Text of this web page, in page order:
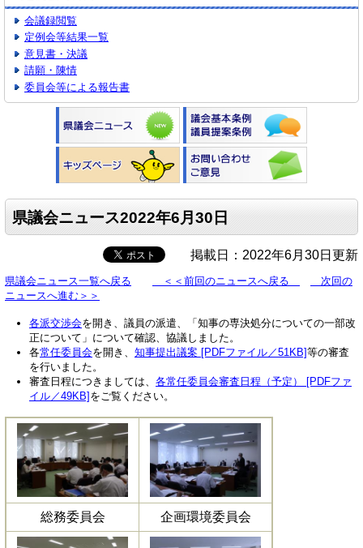
会議録閲覧
定例会等結果一覧
意見書・決議
請願・陳情
委員会等による報告書
県議会ニュース2022年6月30日
掲載日：2022年6月30日更新
県議会ニュース一覧へ戻る ＜＜前回のニュースへ戻る
次回の
ニュースへ進む＞＞
各派交渉会を開き、議員の派遣、「知事の専決処分についての一部改
正について」について確認、協議しました。
各常任委員会を開き、 知事提出議案 [PDFファイル／51KB]等の審査
を行いました。
審査日程につきましては、 各常任委員会審査日程（予定） [PDFファ
イル／49KB]をご覧ください。
総務委員会 企画環境委員会